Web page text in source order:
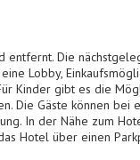
Die
Lobby,
Kinder gibt es die
Die Gäste können bei
In der Nähe zum
Hotel über einen